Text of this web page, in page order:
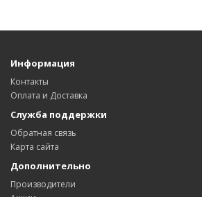
Информация
Контакты
Оплата и Доставка
Служба поддержки
Обратная связь
Карта сайта
Дополнительно
Производители